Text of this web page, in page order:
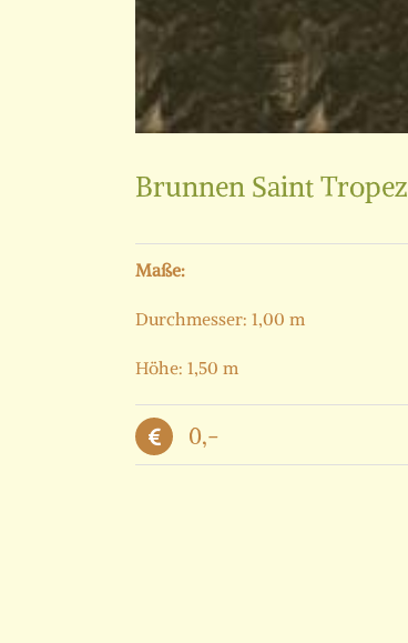
Brunnen Saint Tropez
Maße:
Durchmesser: 1,00 m
Höhe: 1,50 m
0,-